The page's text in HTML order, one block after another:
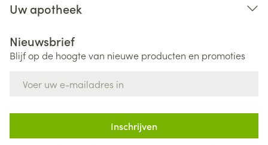
Uw apotheek
Nieuwsbrief
Blijf op de hoogte van nieuwe producten en promoties
Inschrijven